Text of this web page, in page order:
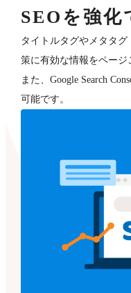
SEOを強化
タイトルタグやメタタグ
策に有効な情報をページ
また、Google Search
可能です。